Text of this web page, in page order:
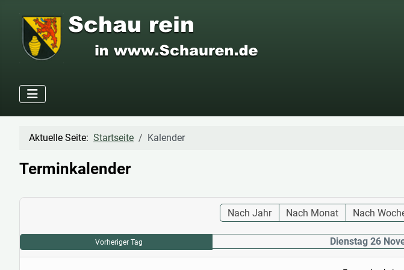
Aktuelle Seite: Startseite Kalender
Terminkalender
Nach Jahr Nach Monat Nach
Vorheriger Tag Dienstag 26